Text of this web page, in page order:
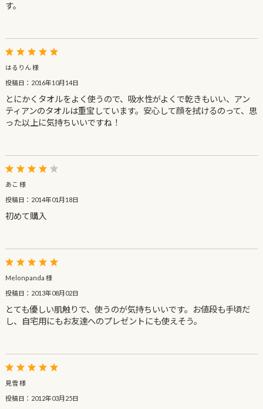
す。
はるりん 様
投稿日：2016年10月14日
とにかくタオルをよく使うので、吸水性がよくで乾きもいい、アン
ティアンのタオルは重宝しています。安心して顔を拭けるのって、思
った以上に気持ちいいですね！
あこ 様
投稿日：2014年01月18日
初めて購入
Melonpanda 様
投稿日：2013年08月02日
とても優しい肌触りで、使うのが気持ちいいです。お値段も手頃だ
し、自宅用にもお友達へのプレゼントにも使えそう。
見雪 様
投稿日：2012年03月25日